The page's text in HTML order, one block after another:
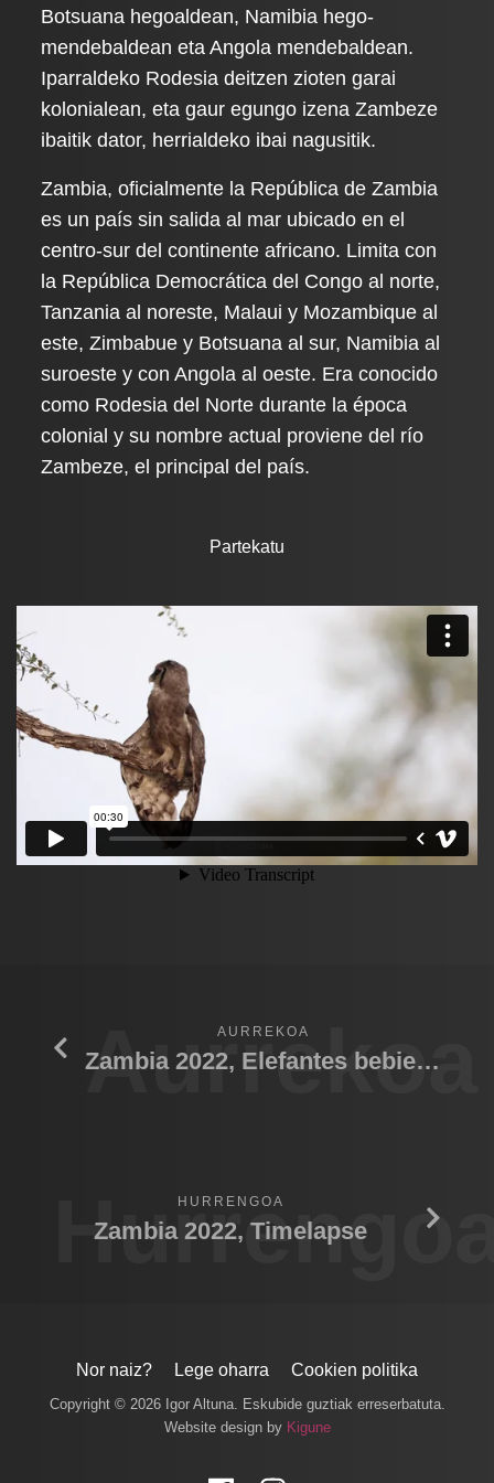
Botsuana hegoaldean, Namibia hego-
mendebaldean eta Angola mendebaldean.
Iparraldeko Rodesia deitzen zioten garai
kolonialean, eta gaur egungo izena Zambeze
ibaitik dator, herrialdeko ibai nagusitik.
Zambia, oficialmente la República de Zambia
es un país sin salida al mar ubicado en el
centro-sur del continente africano. Limita con
la República Democrática del Congo al norte,
Tanzania al noreste, Malaui y Mozambique al
este, Zimbabue y Botsuana al sur, Namibia al
suroeste y con Angola al oeste. Era conocido
como Rodesia del Norte durante la época
colonial y su nombre actual proviene del río
Zambeze, el principal del país.
Partekatu
Aurrekoa
AURREKOA
Zambia 2022, Elefantes bebiendo agua
HURRENGOA
Zambia 2022, Timelapse
Nor naiz? Lege oharra Cookien politika
Copyright © 2026 Igor Altuna. Eskubide guztiak erreserbatuta.
Website design by Kigune